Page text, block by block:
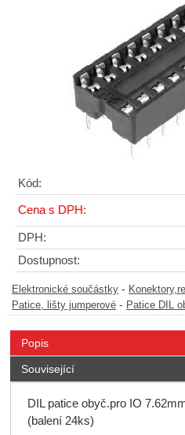
Kód:
Cena s DPH:
DPH:
Dostupnost:
Elektronické součástky -
Patice, lišty jumperové - Patice DIL
Popis
Související
DIL patice obyč.pro IO
(balení 24ks)